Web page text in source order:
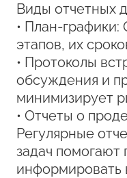
Виды отчетных
• План-
этапов, их
• Протоколы
обсуждения и
минимизирует
• Отчеты о
Регулярные
задач помогают
информировать